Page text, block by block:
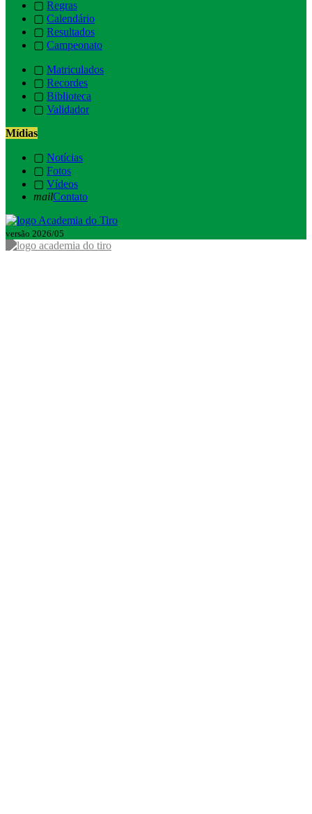
▢ Regras
▢ Calendário
▢ Resultados
▢ Campeonato
▢ Matriculados
▢ Recordes
▢ Biblioteca
▢ Validador
Mídias
▢ Notícias
▢ Fotos
▢ Vídeos
mailContato
versão 2026/05